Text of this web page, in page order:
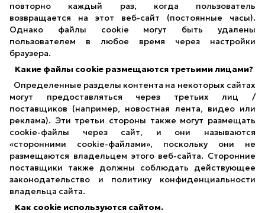
повторно каждый раз, когда пользователь
возвращается на этот веб-сайт (постоянные часы).
Однако файлы cookie могут быть удалены
пользователем в любое время через настройки
браузера.
Какие файлы cookie размещаются третьими лицами?
Определенные разделы контента на некоторых сайтах
могут предоставляться через третьих лиц /
поставщиков (например, новостная лента, видео или
реклама). Эти третьи стороны также могут размещать
cookie-файлы через сайт, и они называются
«сторонними cookie-файлами», поскольку они не
размещаются владельцем этого веб-сайта. Сторонние
поставщики также должны соблюдать действующее
законодательство и политику конфиденциальности
владельца сайта.
Как cookie используются сайтом.